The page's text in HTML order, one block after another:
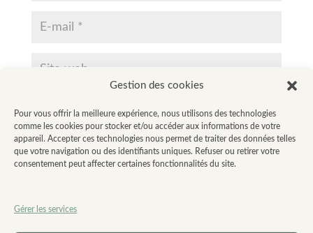
Gestion des cookies
Pour vous offrir la meilleure expérience, nous utilisons des technologies
comme les cookies pour stocker et/ou accéder aux informations de votre
appareil. Accepter ces technologies nous permet de traiter des données telles
que votre navigation ou des identifiants uniques. Refuser ou retirer votre
consentement peut affecter certaines fonctionnalités du site.
Gérer les services
navigateur pour mon prochain commentaire.